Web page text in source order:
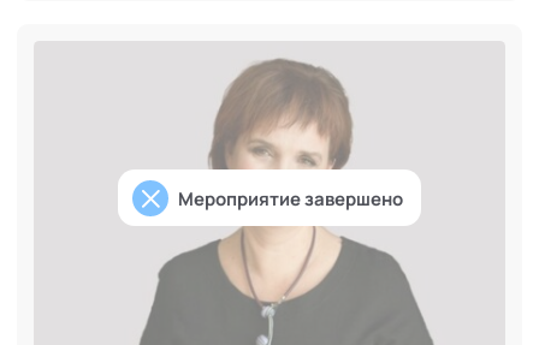
Мероприятие завершено